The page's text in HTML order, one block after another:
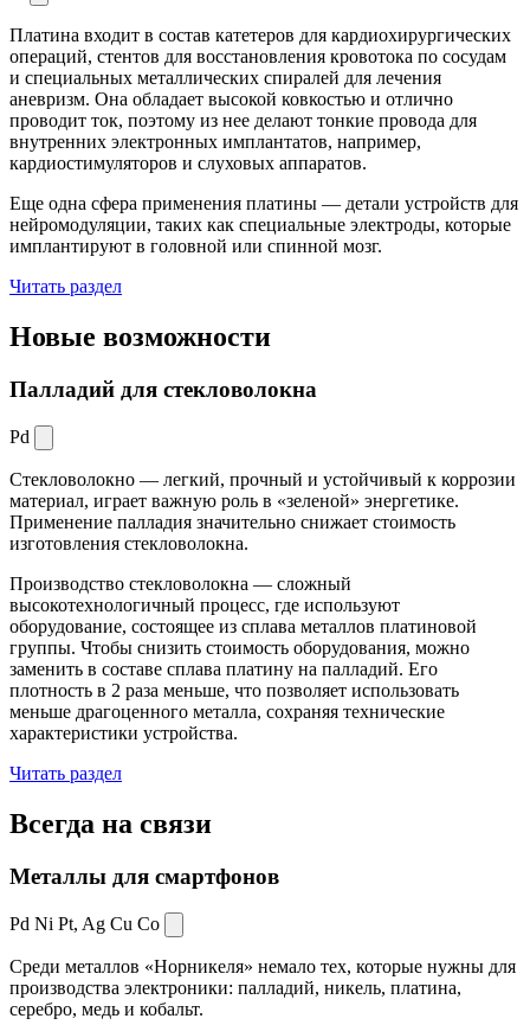
Платина входит в состав катетеров для кардиохирургических
операций, стентов для восстановления кровотока по сосудам
и специальных металлических спиралей для лечения
аневризм. Она обладает высокой ковкостью и отлично
проводит ток, поэтому из нее делают тонкие провода для
внутренних электронных имплантатов, например,
кардиостимуляторов и слуховых аппаратов.
Еще одна сфера применения платины — детали устройств для
нейромодуляции, таких как специальные электроды, которые
имплантируют в головной или спинной мозг.
Читать раздел
Новые возможности
Палладий для стекловолокна
Pd
Стекловолокно — легкий, прочный и устойчивый к коррозии
материал, играет важную роль в «зеленой» энергетике.
Применение палладия значительно снижает стоимость
изготовления стекловолокна.
Производство стекловолокна — сложный
высокотехнологичный процесс, где используют
оборудование, состоящее из сплава металлов платиновой
группы. Чтобы снизить стоимость оборудования, можно
заменить в составе сплава платину на палладий. Его
плотность в 2 раза меньше, что позволяет использовать
меньше драгоценного металла, сохраняя технические
характеристики устройства.
Читать раздел
Всегда на связи
Металлы для смартфонов
Pd Ni Pt, Ag Cu Co
Среди металлов «Норникеля» немало тех, которые нужны для
производства электроники: палладий, никель, платина,
серебро, медь и кобальт.